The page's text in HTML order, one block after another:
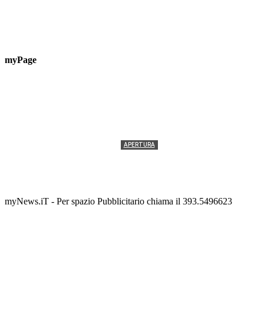
myPage
APERTURA
myNews.iT - Per spazio Pubblicitario chiama il 393.5496623